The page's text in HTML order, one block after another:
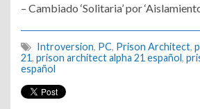
– Cambiado ‘Solitaria’ por
Introversion, PC, Prison Architect,
21, prison architect alpha 21 español,
español